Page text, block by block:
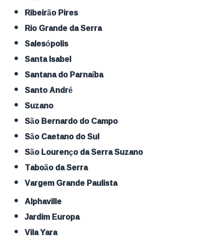
Ribeirão Pires
Rio Grande da Serra
Salesópolis
Santa Isabel
Santana do Parnaíba
Santo André
Suzano
São Bernardo do Campo
São Caetano do Sul
São Lourenço da Serra Suzano
Taboão da Serra
Vargem Grande Paulista
Alphaville
Jardim Europa
Vila Yara